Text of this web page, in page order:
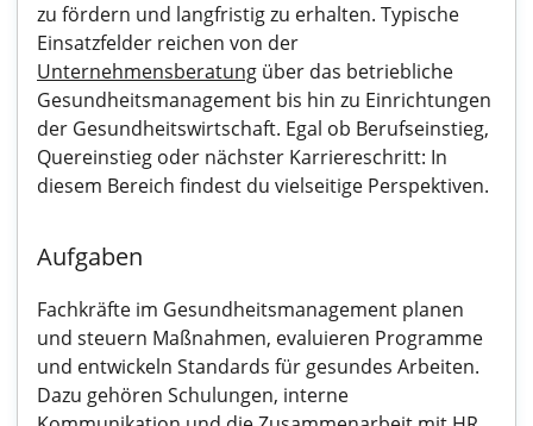
zu fördern und langfristig zu erhalten. Typische
Einsatzfelder reichen von der
Unternehmensberatung über das betriebliche
Gesundheitsmanagement bis hin zu Einrichtungen
der Gesundheitswirtschaft. Egal ob Berufseinstieg,
Quereinstieg oder nächster Karriereschritt: In
diesem Bereich findest du vielseitige Perspektiven.
Aufgaben
Fachkräfte im Gesundheitsmanagement planen
und steuern Maßnahmen, evaluieren Programme
und entwickeln Standards für gesundes Arbeiten.
Dazu gehören Schulungen, interne